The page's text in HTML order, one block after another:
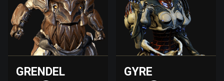
GRENDEL GYRE